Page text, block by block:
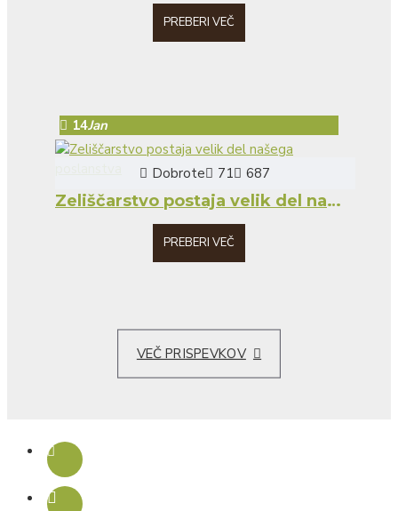
PREBERI VEČ
14Jan
Dobrote 71 687
Zeliščarstvo postaja velik del našega poslanstva
PREBERI VEČ
VEČ PRISPEVKOV